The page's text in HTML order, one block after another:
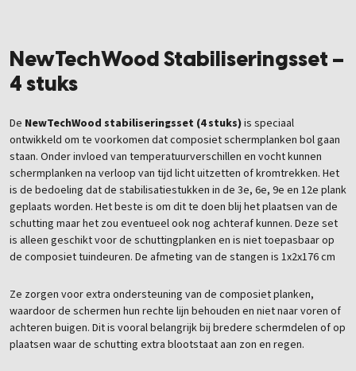
NewTechWood Stabiliseringsset –
4 stuks
De NewTechWood stabiliseringsset (4 stuks)is speciaal
ontwikkeld om te voorkomen dat composiet schermplanken bol gaan
staan. Onder invloed van temperatuurverschillen en vocht kunnen
schermplanken na verloop van tijd licht uitzetten of kromtrekken. Het
is de bedoeling dat de stabilisatiestukken in de 3e, 6e, 9e en 12e plank
geplaats worden. Het beste is om dit te doen blij het plaatsen van de
schutting maar het zou eventueel ook nog achteraf kunnen. Deze set
is alleen geschikt voor de schuttingplanken en is niet toepasbaar op
de composiet tuindeuren. De afmeting van de stangen is 1x2x176 cm
Ze zorgen voor extra ondersteuning van de composiet planken,
waardoor de schermen hun rechte lijn behouden en niet naar voren of
achteren buigen. Dit is vooral belangrijk bij bredere schermdelen of op
plaatsen waar de schutting extra blootstaat aan zon en regen.